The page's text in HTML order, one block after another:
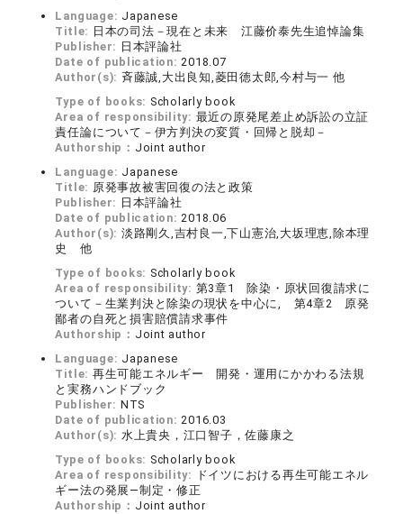
Language: Japanese
Title: 日本の司法－現在と未来 江藤价泰先生追悼論集
Publisher: 日本評論社
Date of publication:2018.07
Author(s): 斉藤誠,大出良知,菱田徳太郎,今村与一 他
Type of books: Scholarly book
Area of responsibility: 最近の原発尾差止め訴訟の立証
責任論について－伊方判決の変質・回帰と脱却－
Authorship： Joint author
Language: Japanese
Title: 原発事故被害回復の法と政策
Publisher: 日本評論社
Date of publication:2018.06
Author(s): 淡路剛久,吉村良一,下山憲治,大坂理恵,除本理
史 他
Type of books: Scholarly book
Area of responsibility: 第3章1 除染・原状回復請求に
ついて－生業判決と除染の現状を中心に, 第4章2 原発
鄙者の自死と損害賠償請求事件
Authorship： Joint author
Language: Japanese
Title: 再生可能エネルギー 開発・運用にかかわる法規
と実務ハンドブック
Publisher: NTS
Date of publication:2016.03
Author(s): 水上貴央，江口智子，佐藤康之
Type of books: Scholarly book
Area of responsibility:
ドイツにおける再生可能エネル
ギー法の発展―制定・修正
Authorship： Joint author